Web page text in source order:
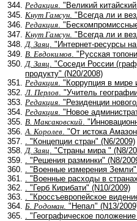
Редакция . "Великий
Кнут Гамсун . "Всегда ли и
Редакция .
Кнут Гамсун . "Всегда ли и
Д. Заяц . "Интернет-ресурсы
В. Евдокимов . "Русская
Д. Заяц . "Соседи России
продукту" (N20/2008)
Редакция . "Коррупция в
Л. Перлов . "Учитель
Редакция . "Резиденции
Редакция . "Новое
В. Максаковский .
А. Королев . "От истока
. "Концепции стран" (N6/2009)
Д. Заяц . "Страны мира " (N8/
. "Решения разминки" (N8/
. "Военные измерения
. "Военные расходы в
. "Герб Кирибати" (N10/2009)
. "Кроссъевропейское
Б. Родоман . "Непал" (N13/
. "Географическое